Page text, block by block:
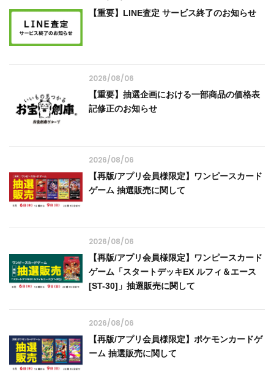
【重要】LINE査定 サービス終了のお知らせ
2026/08/06
【重要】抽選企画における一部商品の価格表
記修正のお知らせ
2026/08/06
【再版/アプリ会員様限定】ワンピースカード
ゲーム 抽選販売に関して
2026/08/06
【再版/アプリ会員様限定】ワンピースカード
ゲーム「スタートデッキEX ルフィ＆エース
[ST-30]」抽選販売に関して
2026/08/06
【再版/アプリ会員様限定】ポケモンカードゲ
ーム 抽選販売に関して